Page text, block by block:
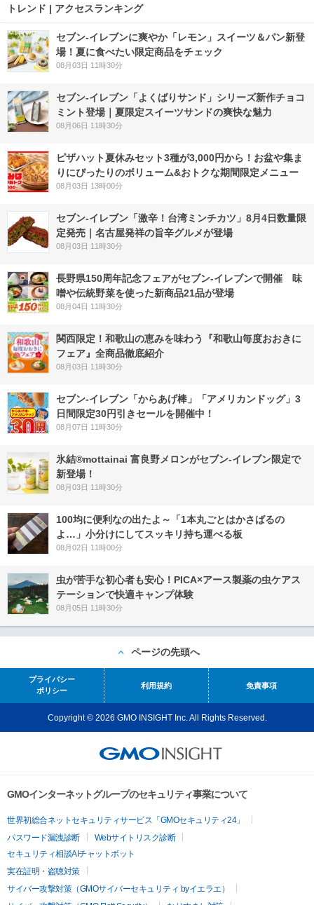
トレンド | アクセスランキング
セブン‐イレブンに爽やか「レモン」スイーツ＆パン新登
場！夏に食べたい限定商品をチェック
08月03日 11時30分
セブン‐イレブン「よくばりサンド」シリーズ新作チョコ
ミント登場｜夏限定スイーツサンドの爽快な魅力
08月06日 11時30分
ピザハット夏休みセット3種が3,000円から！お盆や集ま
りにぴったりのボリューム&おトクな期間限定メニュー
08月03日 13時00分
セブン-イレブン「激辛！台湾ミンチカツ」8月4日数量限
定発売｜名古屋発祥の旨辛グルメが登場
08月03日 11時30分
長野県150周年記念フェアがセブン-イレブンで開催 味
噌や伝統野菜を使った新商品21品が登場
08月04日 11時30分
関西限定！和歌山の恵みを味わう『和歌山毎度おおきに
フェア』全商品徹底紹介
08月03日 11時30分
セブン‐イレブン「からあげ棒」「アメリカンドッグ」3
日間限定30円引きセールを開催中！
08月07日 11時30分
氷結®mottainai 富良野メロンがセブン‐イレブン限定で
新登場！
08月03日 11時30分
100均に便利なの出たよ～「1本丸ごとはかさばるの
よ…」小分けにしてスッキリ持ち運べる板
08月02日 11時00分
虫が苦手な初心者も安心！PICA×アース製薬の虫ケアス
テーションで快適キャンプ体験
08月05日 11時30分
ページの先頭へ
プライバシー
ポリシー
利用規約 免責事項
Copyright © 2026 GMO INSIGHT Inc. All Rights Reserved.
GMOインターネットグループのセキュリティ事業について
世界初総合ネットセキュリティサービス「GMOセキュリティ24」
パスワード漏洩診断
Webサイトリスク診断
セキュリティ相談AIチャットボット
実在証明・盗聴対策
サイバー攻撃対策（GMOサイバーセキュリティ byイエラエ）